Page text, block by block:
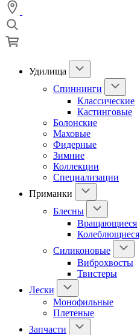
Удилища
Спиннинги
Классические
Кастинговые
Болонские
Маховые
Фидерные
Зимние
Коллекции
Специализации
Приманки
Блесны
Вращающиеся
Колеблющиеся
Силиконовые
Виброхвосты
Твистеры
Лески
Монофильные
Плетеные
Запчасти